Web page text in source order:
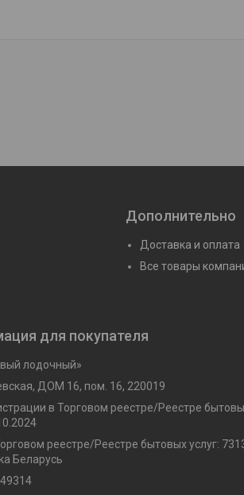
Дополнительно
Доставка и оплата
Все товары
для покупателя
лодочный»
ДОМ 16, пом. 16, 220019
в Торговом реестре/Реестре
реестре/Реестре бытовых услуг:
Беларусь